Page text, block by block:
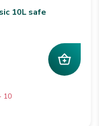
10L safe
10